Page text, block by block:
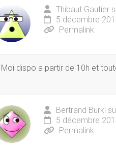
Thibaut Gautier
5 décembre
Permalink
Moi dispo a partir de 10h et
Bertrand Burki
5 décembre
Permalink